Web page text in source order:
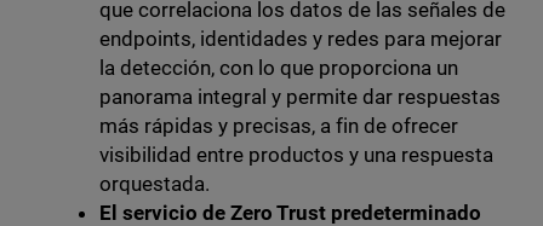
que correlaciona los datos de las señales de
endpoints, identidades y redes para mejorar
la detección, con lo que proporciona un
panorama integral y permite dar respuestas
más rápidas y precisas, a fin de ofrecer
visibilidad entre productos y una respuesta
orquestada.
El servicio de Zero Trust predeterminado